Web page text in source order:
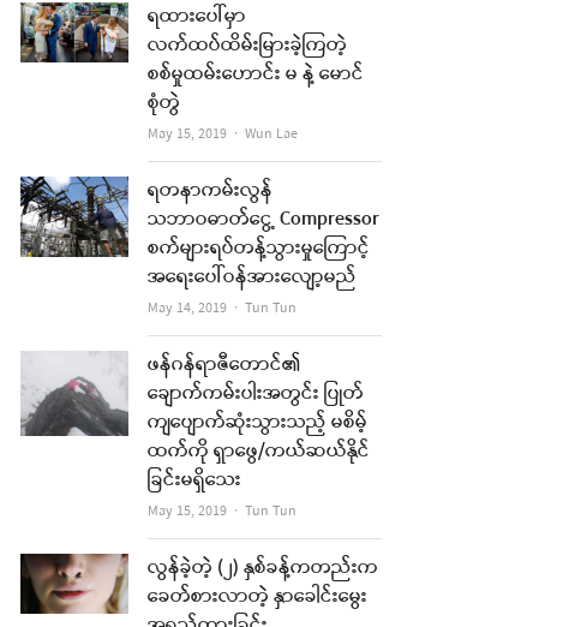
ရထားပေါ်မှာ
လက်ထပ်ထိမ်းမြားခဲ့ကြတဲ့
စစ်မှုထမ်းဟောင်း မ နဲ့ မောင်
စုံတွဲ
May 15, 2019 Author
Wun Lae
ရတနာကမ်းလွန်
သဘာဝဓာတ်ငွေ့ Compressor
စက်များရပ်တန့်သွားမှုကြောင့်
အရေးပေါ်ဝန်အားလျော့မည်
May 14, 2019 Author
Tun Tun
ဖန်ဂန်ရာဇီတောင်၏
ချောက်ကမ်းပါးအတွင်း ပြုတ်
ကျပျောက်ဆုံးသွားသည့် မစိမ့်
ထက်ကို ရှာဖွေ/ကယ်ဆယ်နိုင်
ခြင်းမရှိသေး
May 15, 2019 Author
Tun Tun
လွန်ခဲ့တဲ့ (၂) နှစ်ခန့်ကတည်းက
ခေတ်စားလာတဲ့ နှာခေါင်းမွေး